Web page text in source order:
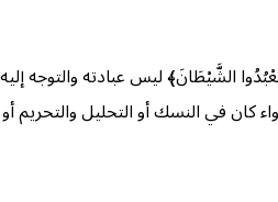
الشَّيْطَانَ﴾ ليس عبادته والتوجه
كان في النسك أو التحليل والتحريم